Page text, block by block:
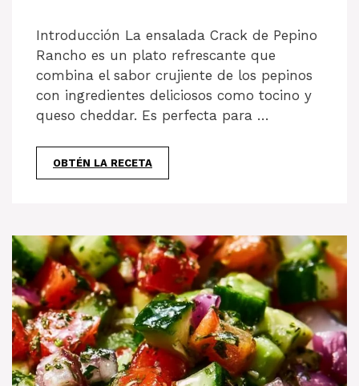
Introducción La ensalada Crack de Pepino
Rancho es un plato refrescante que
combina el sabor crujiente de los pepinos
con ingredientes deliciosos como tocino y
queso cheddar. Es perfecta para …
OBTÉN LA RECETA